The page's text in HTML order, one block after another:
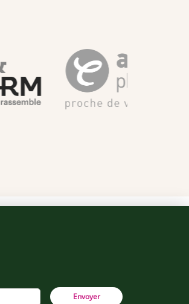
Envoyer